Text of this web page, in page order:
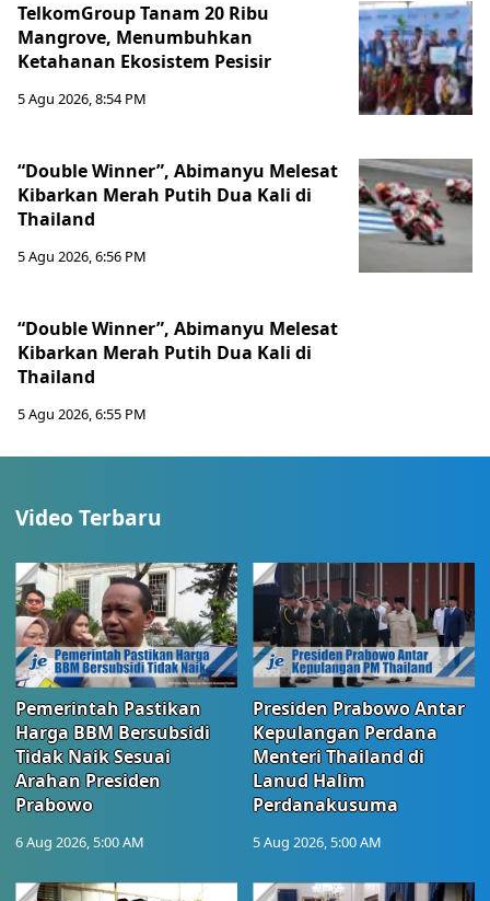
TelkomGroup Tanam 20 Ribu
Mangrove, Menumbuhkan
Ketahanan Ekosistem Pesisir
5 Agu 2026, 8:54 PM
“Double Winner”, Abimanyu Melesat
Kibarkan Merah Putih Dua Kali di
Thailand
5 Agu 2026, 6:56 PM
“Double Winner”, Abimanyu Melesat
Kibarkan Merah Putih Dua Kali di
Thailand
5 Agu 2026, 6:55 PM
Video Terbaru
Pemerintah Pastikan
Harga BBM Bersubsidi
Tidak Naik Sesuai
Arahan Presiden
Prabowo
6 Aug 2026, 5:00 AM
Presiden Prabowo Antar
Kepulangan Perdana
Menteri Thailand di
Lanud Halim
Perdanakusuma
5 Aug 2026, 5:00 AM